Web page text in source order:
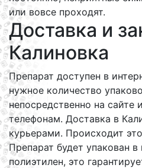
или вовсе проходят.
Доставка и
Калиновка
Препарат доступен в
нужное количество
непосредственно на сайте
телефонам. Доставка в
курьерами. Происходит
Препарат будет упакован
полиэтилен, это